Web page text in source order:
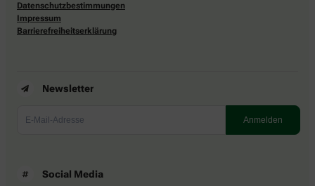
Datenschutzbestimmungen
Impressum
Barrierefreiheitserklärung
Newsletter
Social Media